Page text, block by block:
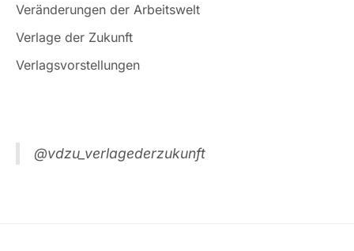
Veränderungen der Arbeitswelt
Verlage der Zukunft
Verlagsvorstellungen
@vdzu_verlagederzukunft